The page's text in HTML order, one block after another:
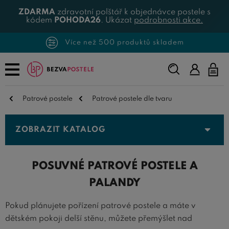
ZDARMA zdravotní polštář k objednávce postele s
kódem POHODA26. Ukázat podrobnosti akce.
Více než 500 produktů skladem
Napište,
co
Patrové postele Patrové postele dle tvaru
ZOBRAZIT KATALOG
POSUVNÉ PATROVÉ POSTELE A
PALANDY
Pokud plánujete pořízení patrové postele a máte v
dětském pokoji delší stěnu, můžete přemýšlet nad